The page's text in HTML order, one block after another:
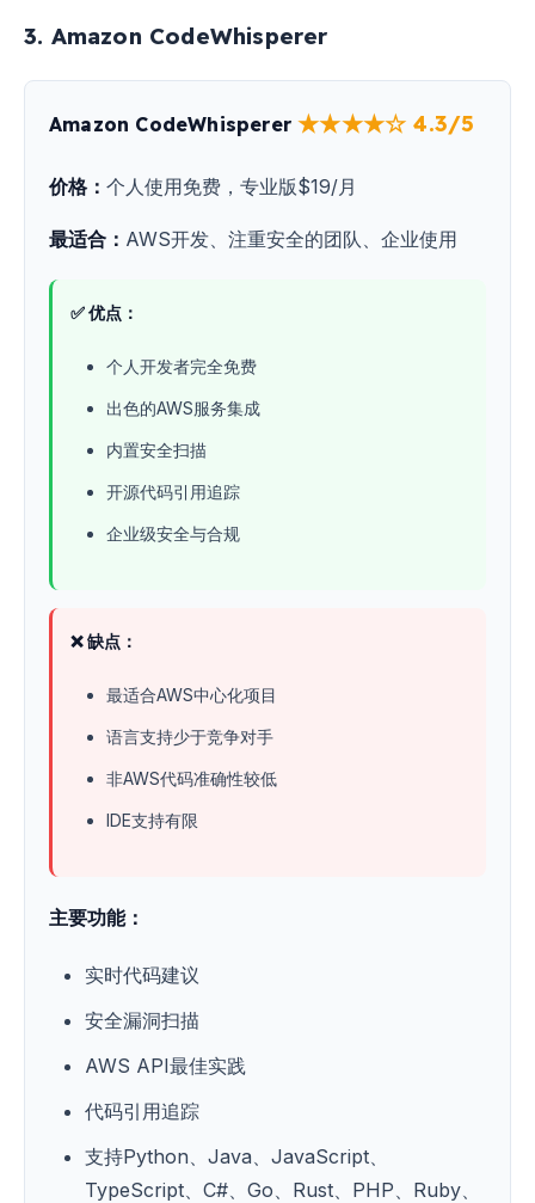
3. Amazon CodeWhisperer
Amazon CodeWhisperer★★★★☆ 4.3/5
价格： 个人使用免费，专业版$19/月
最适合： AWS开发、注重安全的团队、企业使用
✅ 优点：
个人开发者完全免费
出色的AWS服务集成
内置安全扫描
开源代码引用追踪
企业级安全与合规
❌ 缺点：
最适合AWS中心化项目
语言支持少于竞争对手
非AWS代码准确性较低
IDE支持有限
主要功能：
实时代码建议
安全漏洞扫描
AWS API最佳实践
代码引用追踪
支持Python、Java、JavaScript、
TypeScript、C#、Go、Rust、PHP、Ruby、